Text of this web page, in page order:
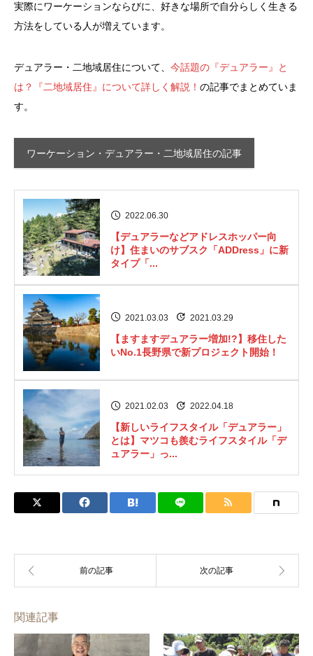
実際にワーケーションならびに、好きな場所で自分らしく生きる
方法をしている人が増えています。
デュアラー・二地域居住について、 今話題の『デュアラー』と
は？『二地域居住』について詳しく解説！ の記事でまとめていま
す。
ワーケーション・デュアラー・二地域居住の記事
2022.06.30
【デュアラーなどアドレスホッパー向
け】住まいのサブスク「ADDress」に新
タイプ「...
2021.03.03 2021.03.29
【ますますデュアラー増加!?】移住した
いNo.1長野県で新プロジェクト開始！
2021.02.03 2022.04.18
【新しいライフスタイル「デュアラー」
とは】マツコも羨むライフスタイル「デ
ュアラー」っ...
関連記事